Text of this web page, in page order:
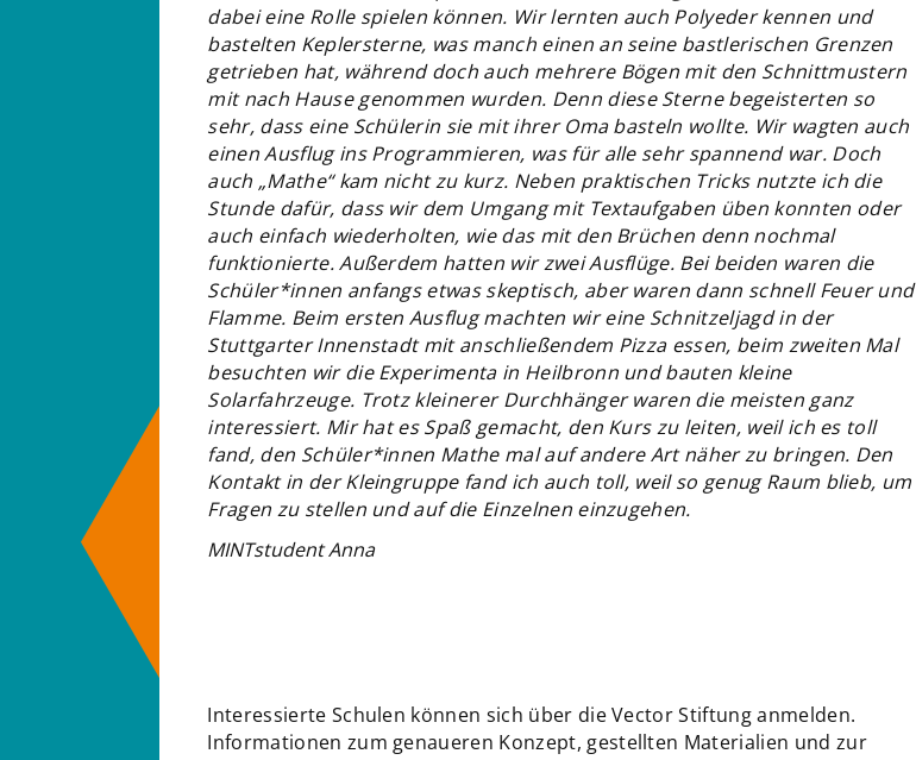
dabei eine Rolle spielen können. Wir lernten auch Polyeder kennen und
bastelten Keplersterne, was manch einen an seine bastlerischen Grenzen
getrieben hat, während doch auch mehrere Bögen mit den Schnittmustern
mit nach Hause genommen wurden. Denn diese Sterne begeisterten so
sehr, dass eine Schülerin sie mit ihrer Oma basteln wollte. Wir wagten auch
einen Ausflug ins Programmieren, was für alle sehr spannend war. Doch
auch „Mathe“ kam nicht zu kurz. Neben praktischen Tricks nutzte ich die
Stunde dafür, dass wir dem Umgang mit Textaufgaben üben konnten oder
auch einfach wiederholten, wie das mit den Brüchen denn nochmal
funktionierte. Außerdem hatten wir zwei Ausflüge. Bei beiden waren die
Schüler*innen anfangs etwas skeptisch, aber waren dann schnell Feuer und
Flamme. Beim ersten Ausflug machten wir eine Schnitzeljagd in der
Stuttgarter Innenstadt mit anschließendem Pizza essen, beim zweiten Mal
besuchten wir die Experimenta in Heilbronn und bauten kleine
Solarfahrzeuge. Trotz kleinerer Durchhänger waren die meisten ganz
interessiert. Mir hat es Spaß gemacht, den Kurs zu leiten, weil ich es toll
fand, den Schüler*innen Mathe mal auf andere Art näher zu bringen. Den
Kontakt in der Kleingruppe fand ich auch toll, weil so genug Raum blieb, um
Fragen zu stellen und auf die Einzelnen einzugehen.
MINTstudent Anna
Interessierte Schulen können sich über die Vector Stiftung anmelden.
Informationen zum genaueren Konzept, gestellten Materialien und zur